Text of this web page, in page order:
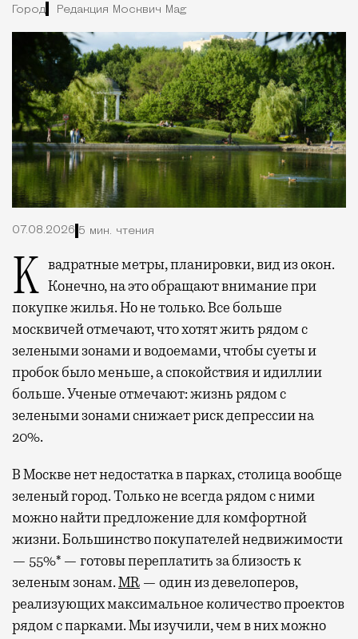
Город Редакция Москвич Mag
07.08.2026 5 мин. чтения
Квадратные метры, планировки, вид из окон. Конечно, на это обращают внимание при
покупке жилья. Но не только. Все больше
москвичей отмечают, что хотят жить рядом с
зелеными зонами и водоемами, чтобы суеты и
пробок было меньше, а спокойствия и идиллии
больше. Ученые отмечают: жизнь рядом с
зелеными зонами снижает риск депрессии на
20%.
В Москве нет недостатка в парках, столица вообще
зеленый город. Только не всегда рядом с ними
можно найти предложение для комфортной
жизни. Большинство покупателей недвижимости
— 55%* — готовы переплатить за близость к
зеленым зонам.MR — один из девелоперов,
реализующих максимальное количество проектов
рядом с парками. Мы изучили, чем в них можно